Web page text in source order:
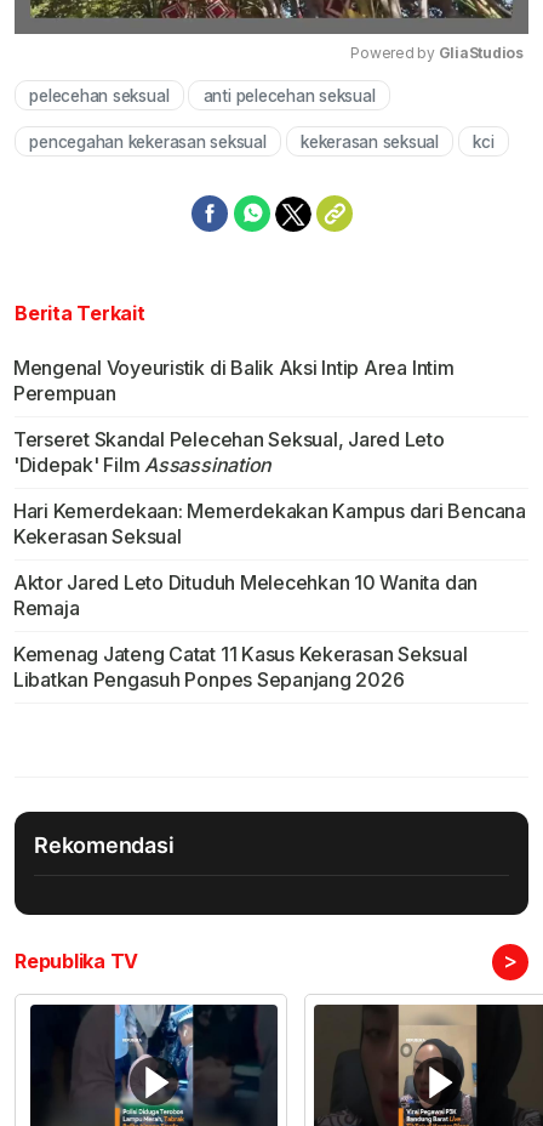
Powered by GliaStudios
pelecehan seksual anti pelecehan seksual
pencegahan kekerasan seksual kekerasan seksual kci
Berita Terkait
Mengenal Voyeuristik di Balik Aksi Intip Area Intim
Perempuan
Terseret Skandal Pelecehan Seksual, Jared Leto
'Didepak' Film Assassination
Hari Kemerdekaan: Memerdekakan Kampus dari Bencana
Kekerasan Seksual
Aktor Jared Leto Dituduh Melecehkan 10 Wanita dan
Remaja
Kemenag Jateng Catat 11 Kasus Kekerasan Seksual
Libatkan Pengasuh Ponpes Sepanjang 2026
Rekomendasi
Republika TV >